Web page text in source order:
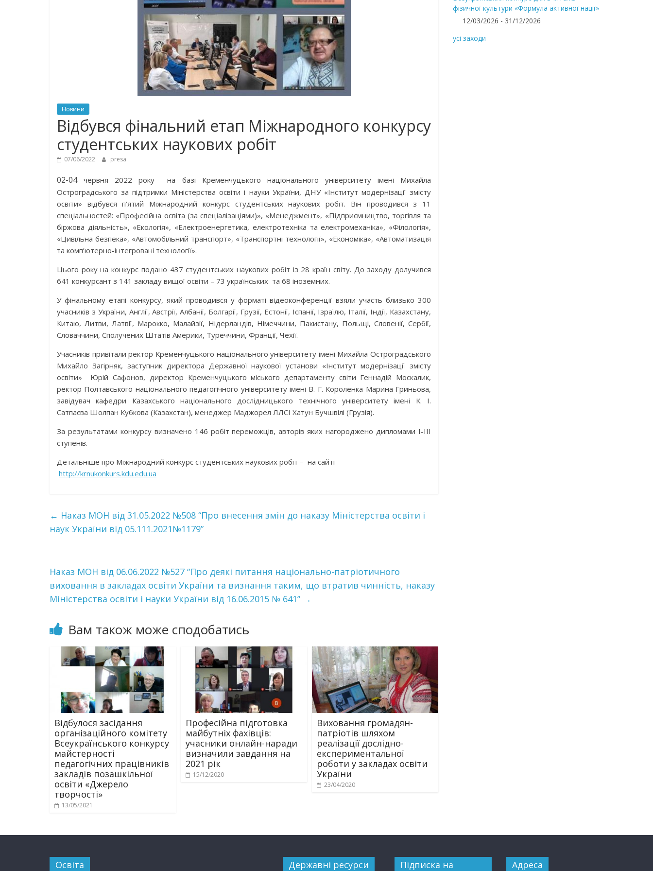
Новини
Відбувся фінальний етап Міжнародного конкурсу
студентських наукових робіт
07/06/2022 presa
02-04червня 2022 року на базі Кременчуцького національного університету імені Михайла
Остроградського за підтримки Міністерства освіти і науки України, ДНУ «Інститут модернізації змісту
освіти» відбувся п’ятий Міжнародний конкурс студентських наукових робіт. Він проводився з 11
спеціальностей: «Професійна освіта (за спеціалізаціями)», «Менеджмент», «Підприємництво, торгівля та
біржова діяльність», «Екологія», «Електроенергетика, електротехніка та електромеханіка», «Філологія»,
«Цивільна безпека», «Автомобільний транспорт», «Транспортні технології», «Економіка», «Автоматизація
та комп’ютерно-інтегровані технології».
Цього року на конкурс подано 437 студентських наукових робіт із 28 країн світу. До заходу долучився
641 конкурсант з 141 закладу вищої освіти – 73 українських та 68 іноземних.
У фінальному етапі конкурсу, який проводився у форматі відеоконференції взяли участь близько 300
учасників з України, Англії, Австрії, Албанії, Болгарії, Грузії, Естонії, Іспанії, Ізраїлю, Італії, Індії, Казахстану,
Китаю, Литви, Латвії, Марокко, Малайзії, Нідерландів, Німеччини, Пакистану, Польщі, Словенії, Сербії,
Словаччини, Сполучених Штатів Америки, Туреччини, Франції, Чехії.
Учасників привітали ректор Кременчуцького національного університету імені Михайла Остроградського
Михайло Загірняк, заступник директора Державної наукової установи «Інститут модернізації змісту
освіти» Юрій Сафонов, директор Кременчуцького міського департаменту світи Геннадій Москалик,
ректор Полтавського національного педагогічного університету імені В. Г. Короленка Марина Гриньова,
завідувач кафедри Казахського національного дослідницького технічного університету імені К. І.
Сатпаєва Шолпан Кубкова (Казахстан), менеджер Маджорел ЛЛСІ Хатун Бучшвілі (Грузія).
За результатами конкурсу визначено 146 робіт переможців, авторів яких нагороджено дипломами І-ІІІ
ступенів.
Детальніше про Міжнародний конкурс студентських наукових робіт – на сайті
http://krnukonkurs.kdu.edu.ua
← Наказ МОН від 31.05.2022 №508 “Про внесення змін до наказу Міністерства освіти і
наук України від 05.111.2021№1179”
Наказ МОН від 06.06.2022 №527 “Про деякі питання національно-патріотичного
виховання в закладах освіти України та визнання таким, що втратив чинність, наказу
Міністерства освіти і науки України від 16.06.2015 № 641” →
Вам також може сподобатись
Відбулося засідання
організаційного комітету
Всеукраїнського конкурсу
майстерності
педагогічних працівників
закладів позашкільної
освіти «Джерело
творчості»
13/05/2021
Професійна підготовка
майбутніх фахівців:
учасники онлайн-наради
визначили завдання на
2021 рік
15/12/2020
Виховання громадян-
патріотів шляхом
реалізації дослідно-
експериментальної
роботи у закладах освіти
України
23/04/2020
фізичної культури «Формула активної нації»
12/03/2026 - 31/12/2026
усі заходи
Освіта Державні ресурси
Підписка на
Адреса